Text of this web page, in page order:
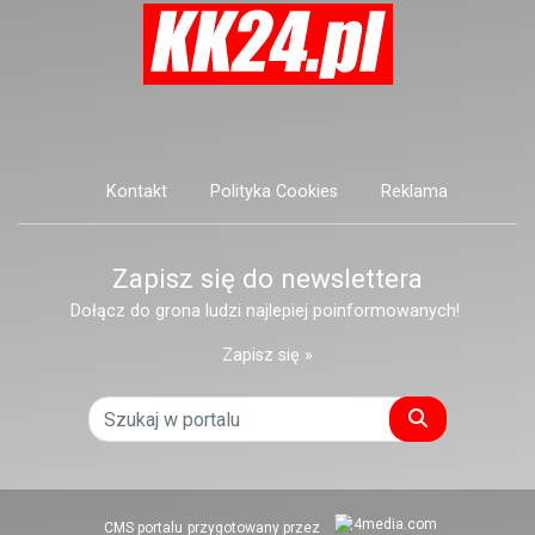
Kontakt Polityka Cookies Reklama
Zapisz się do newslettera
Dołącz do grona ludzi najlepiej poinformowanych!
Zapisz się »
Szukaj
CMS portalu przygotowany przez